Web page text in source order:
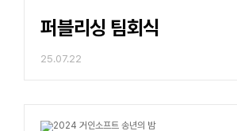
퍼블리싱 팀회식
25.07.22